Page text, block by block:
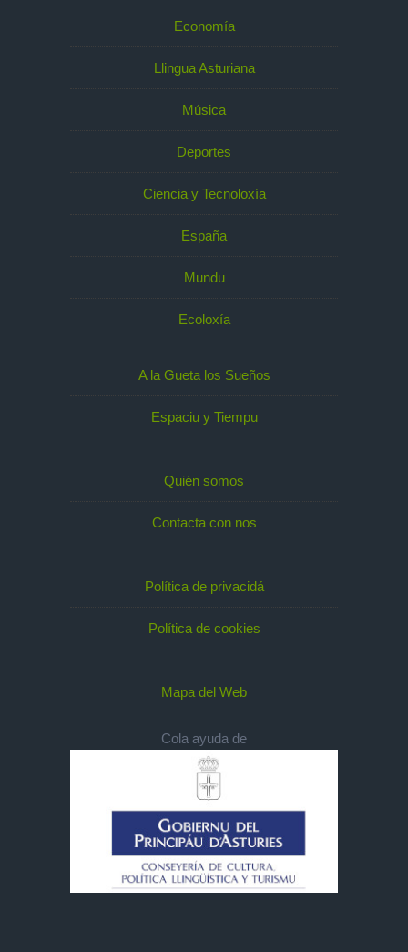
Economía
Llingua Asturiana
Música
Deportes
Ciencia y Tecnoloxía
España
Mundu
Ecoloxía
A la Gueta los Sueños
Espaciu y Tiempu
Quién somos
Contacta con nos
Política de privacidá
Política de cookies
Mapa del Web
Cola ayuda de